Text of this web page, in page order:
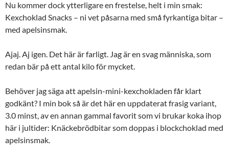
Nu kommer dock ytterligare en frestelse, helt i min smak:
Kexchoklad Snacks – ni vet påsarna med små fyrkantiga bitar –
med apelsinsmak.
Ajaj. Aj igen. Det här är farligt. Jag är en svag människa, som
redan bär på ett antal kilo för mycket.
Behöver jag säga att apelsin-mini-kexchokladen får klart
godkänt? I min bok så är det här en uppdaterat frasig variant,
3.0 minst, av en annan gammal favorit som vi brukar koka ihop
här i jultider: Knäckebrödbitar som doppas i blockchoklad med
apelsinsmak.